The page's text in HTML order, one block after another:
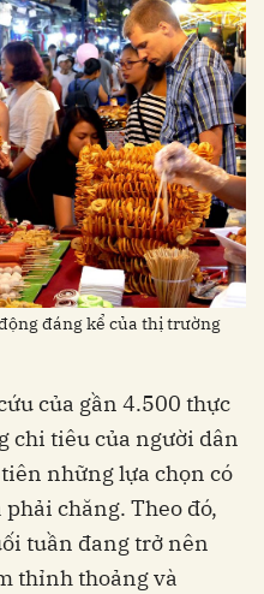
đáng kể của thị trường
của gần 4.500 thực
chi tiêu của người dân
những lựa chọn có
chăng. Theo đó,
tuần đang trở nên
thỉnh thoảng và